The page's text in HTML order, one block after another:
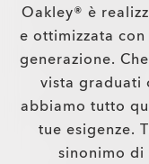
Oakley® è
e ottimizzata
generazione.
vista graduati
abbiamo tutto
tue esigenze.
sinonimo